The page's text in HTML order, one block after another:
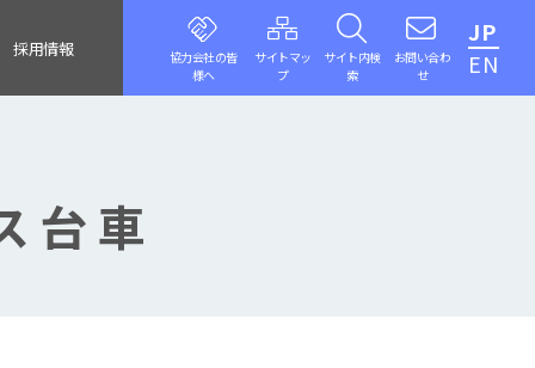
採用情報
協力会社の皆
様へ
サイトマッ
プ
サイト内検
索
お問い合わ
せ
JP
EN
台車